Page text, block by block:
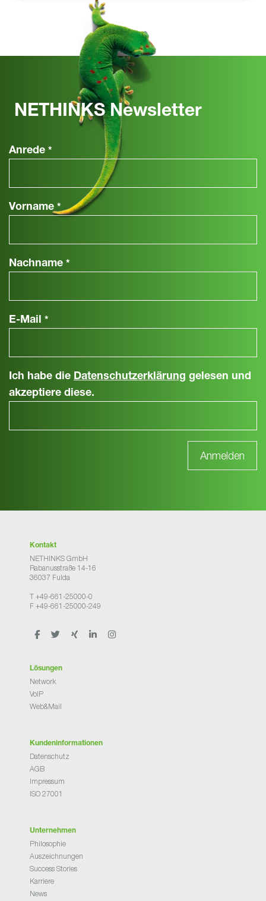
NETHINKS Newsletter
Anrede *
Vorname *
Nachname *
E-Mail *
Ich habe die Datenschutzerklärung gelesen und
akzeptiere diese.
Kontakt
NETHINKS GmbH
Rabanusstraße 14-16
36037 Fulda
T +49-661-25000-0
F +49-661-25000-249
Lösungen
Network
VoIP
Web&Mail
Kundeninformationen
Datenschutz
AGB
Impressum
ISO 27001
Unternehmen
Philosophie
Auszeichnungen
Success Stories
Karriere
News